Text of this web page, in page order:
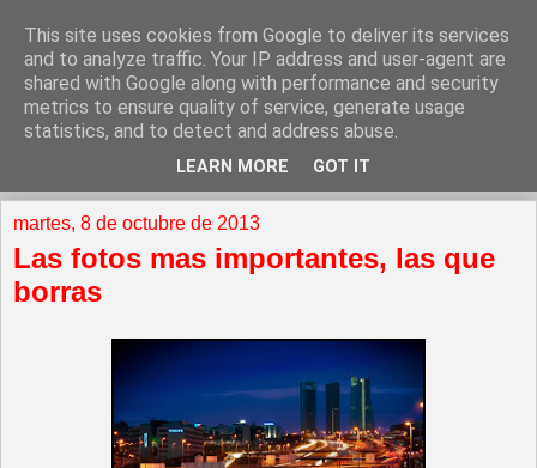
martes, 8 de octubre de 2013
Las fotos mas importantes, las que
borras
This site uses cookies from Google to deliver its services
and to analyze traffic. Your IP address and user-agent are
shared with Google along with performance and security
metrics to ensure quality of service, generate usage
statistics, and to detect and address abuse.
LEARN MORE GOT IT